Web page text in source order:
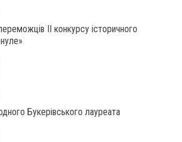
ІІ конкурсу історичного
Букерівського лауреата